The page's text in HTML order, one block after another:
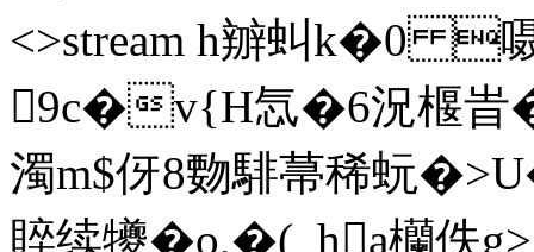
<>stream h辧虯k�0 嗫
9c�v{H忥�6況椻
濁m$伢8覅騑菷稀蚖
賥续犪�o,�(_ha欗佚